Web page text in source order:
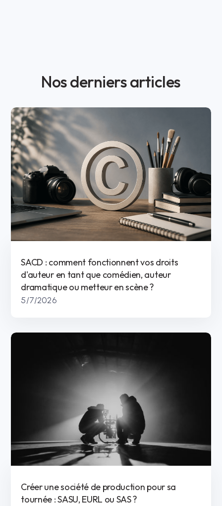
Nos derniers articles
SACD : comment fonctionnent vos droits
d'auteur en tant que comédien, auteur
dramatique ou metteur en scène ?
5/7/2026
Créer une société de production pour sa
tournée : SASU, EURL ou SAS ?